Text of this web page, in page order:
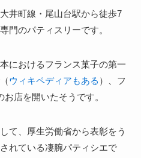
井町線・尾山台駅から徒歩7
門のパティスリーです。
におけるフランス菓子の第一
ウィキペディアもある ）、フ
店を開いたそうです。
て、厚生労働省から表彰をう
れている凄腕パティシエで